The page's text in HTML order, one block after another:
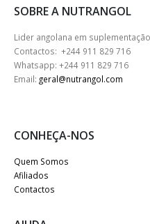
SOBRE A NUTRANGOL
Lider angolana em
Contactos: +244 911 829 716
Whatsapp: +244 911 829 716
Email: geral@nutrangol.com
CONHEÇA-NOS
Quem Somos
Afiliados
Contactos